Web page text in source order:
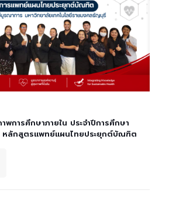
พการศึกษาภายใน ประจำปีการศึกษา
ลักสูตรแพทย์แผนไทยประยุกต์บัณฑิต